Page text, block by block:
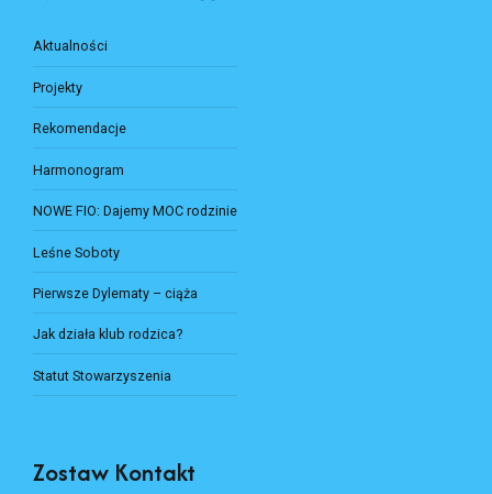
Aktualności
Projekty
Rekomendacje
Harmonogram
NOWE FIO: Dajemy MOC rodzinie
Leśne Soboty
Pierwsze Dylematy – ciąża
Jak działa klub rodzica?
Statut Stowarzyszenia